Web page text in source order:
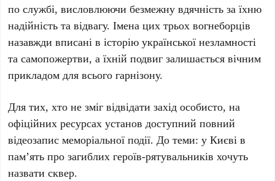
по службі, висловлюючи безмежну вдячність за їхню
надійність та відвагу. Імена цих трьох вогнеборців
назавжди вписані в історію української незламності
та самопожертви, а їхній подвиг залишається вічним
прикладом для всього гарнізону.
Для тих, хто не зміг відвідати захід особисто, на
офіційних ресурсах установ доступний повний
відеозапис меморіальної події. До теми: у Києві в
пам’ять про загиблих героїв-рятувальників хочуть
назвати сквер.